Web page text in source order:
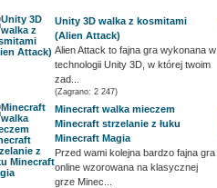
Unity 3D walka z kosmitami
(Alien Attack)
Alien Attack to fajna gra wykonana w
technologii Unity 3D, w której twoim
zad...
(Zagrano: 2 247)
Minecraft walka mieczem
Minecraft strzelanie z łuku
Minecraft Magia
Przed wami kolejna bardzo fajna gra
online wzorowana na klasycznej
grze Minec...